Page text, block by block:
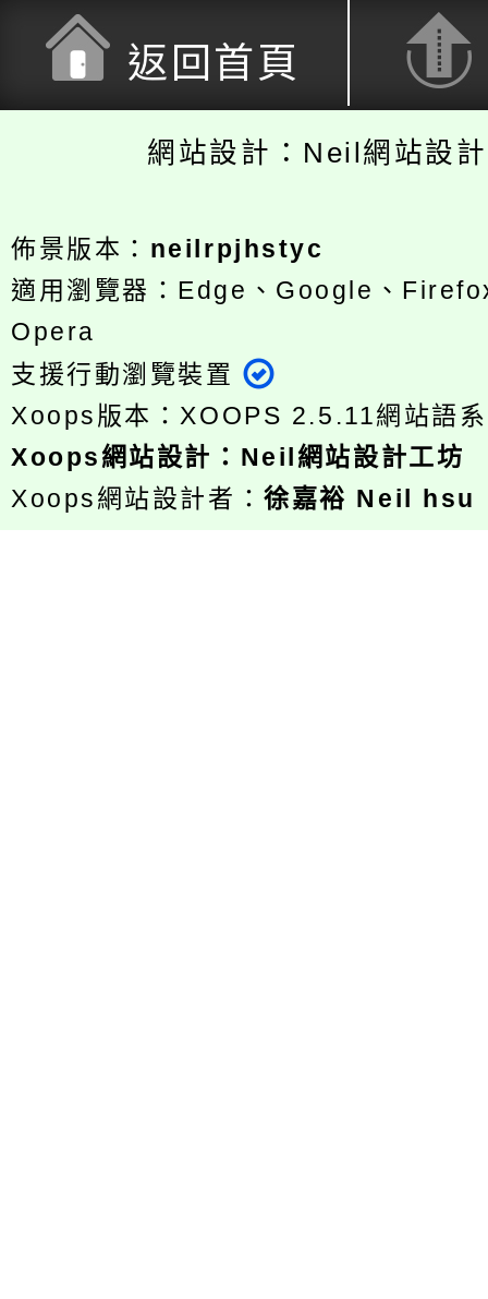
返回首頁
網站設計：Neil網站設
佈景版本： neilrpjhstyc
適用瀏覽器：Edge、Google、
Opera
支援行動瀏覽裝置
Xoops版本：XOOPS 2.5.11網站語
Xoops網站設計 ： Neil網站設計工坊
Xoops網站設計者：徐嘉裕 Neil hsu